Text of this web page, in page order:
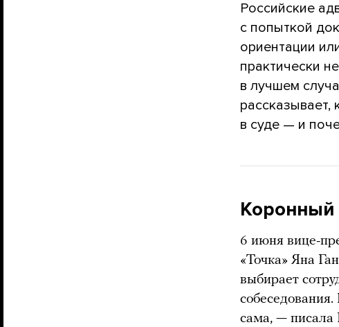
Российские
с попыткой
ориентации
практически
в лучшем
рассказывает,
в суде — и
Коронный
6 июня вице-
«Точка» Яна
выбирает
сама, — писала